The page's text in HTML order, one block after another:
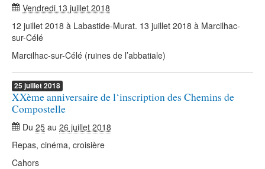
Vendredi 13 juillet 2018
12 juillet 2018 à Labastide-Murat. 13 juillet 2018 à Marcilhac-
sur-Célé
Marcilhac-sur-Célé (ruines de l’abbatiale)
25 juillet2018
XXème anniversaire de l‘inscription des Chemins de
Compostelle
Du 25 au 26 juillet 2018
Repas, cinéma, croisière
Cahors